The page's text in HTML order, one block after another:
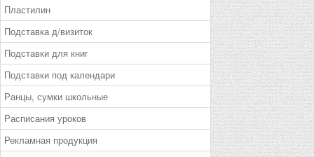
Пластилин
Подставка д/визиток
Подставки для книг
Подставки под календари
Ранцы, сумки школьные
Расписания уроков
Рекламная продукция